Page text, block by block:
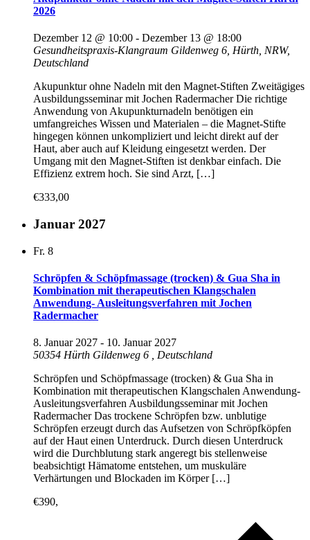
2026
Dezember 12 @ 10:00 - Dezember 13 @ 18:00
Gesundheitspraxis-Klangraum Gildenweg 6, Hürth, NRW,
Deutschland
Akupunktur ohne Nadeln mit den Magnet-Stiften Zweitägiges
Ausbildungsseminar mit Jochen Radermacher Die richtige
Anwendung von Akupunkturnadeln benötigen ein
umfangreiches Wissen und Materialen – die Magnet-Stifte
hingegen können unkompliziert und leicht direkt auf der
Haut, aber auch auf Kleidung eingesetzt werden. Der
Umgang mit den Magnet-Stiften ist denkbar einfach. Die
Effizienz extrem hoch. Sie sind Arzt, […]
€333,00
Januar 2027
Fr. 8
Schröpfen & Schöpfmassage (trocken) & Gua Sha in
Kombination mit therapeutischen Klangschalen
Anwendung- Ausleitungsverfahren mit Jochen
Radermacher
8. Januar 2027 - 10. Januar 2027
50354 Hürth Gildenweg 6
, Deutschland
Schröpfen und Schöpfmassage (trocken) & Gua Sha in
Kombination mit therapeutischen Klangschalen Anwendung-
Ausleitungsverfahren Ausbildungsseminar mit Jochen
Radermacher Das trockene Schröpfen bzw. unblutige
Schröpfen erzeugt durch das Aufsetzen von Schröpfköpfen
auf der Haut einen Unterdruck. Durch diesen Unterdruck
wird die Durchblutung stark angeregt bis stellenweise
beabsichtigt Hämatome entstehen, um muskuläre
Verhärtungen und Blockaden im Körper […]
€390,